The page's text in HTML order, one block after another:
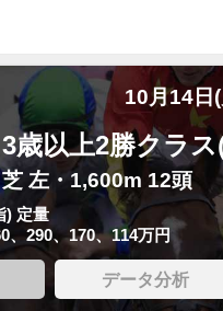
10月14日
3歳以上2勝クラ
芝 左・1,600m 12頭
) 定量
、290、170、114万円
データ分析